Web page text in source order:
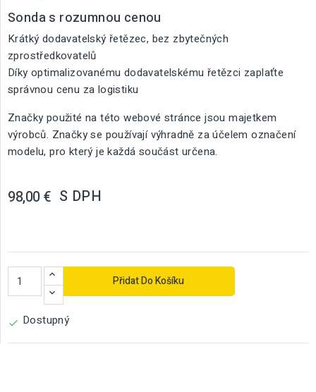
Sonda s rozumnou cenou
Krátký dodavatelský řetězec, bez zbytečných
zprostředkovatelů
Díky optimalizovanému dodavatelskému řetězci zaplaťte
správnou cenu za logistiku
Značky použité na této webové stránce jsou majetkem
výrobců. Značky se používají výhradně za účelem označení
modelu, pro který je každá součást určena.
98,00 € S DPH
Přidat Do Košíku
 Dostupný